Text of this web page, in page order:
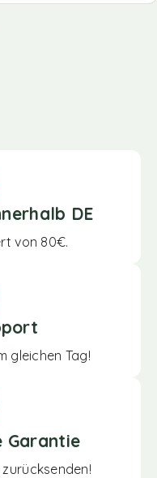
DE
von 80€.
gleichen Tag!
Garantie